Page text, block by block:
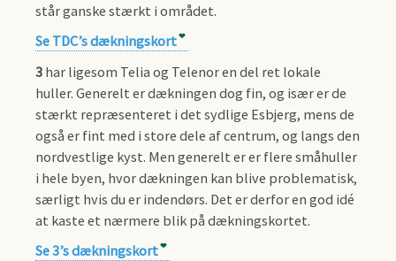
står ganske stærkt i området.
Se TDC’s dækningskort
3 har ligesom Telia og Telenor en del ret lokale
huller. Generelt er dækningen dog fin, og især er de
stærkt repræsenteret i det sydlige Esbjerg, mens de
også er fint med i store dele af centrum, og langs den
nordvestlige kyst. Men generelt er er flere småhuller
i hele byen, hvor dækningen kan blive problematisk,
særligt hvis du er indendørs. Det er derfor en god idé
at kaste et nærmere blik på dækningskortet.
Se 3’s dækningskort